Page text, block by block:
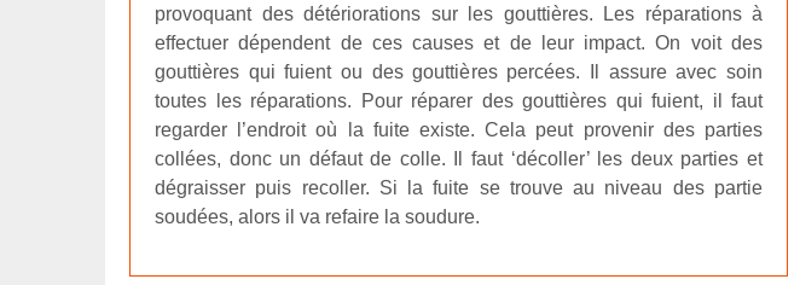
provoquant des détériorations sur les gouttières. Les réparations à
effectuer dépendent de ces causes et de leur impact. On voit des
gouttières qui fuient ou des gouttières percées. Il assure avec soin
toutes les réparations. Pour réparer des gouttières qui fuient, il faut
regarder l’endroit où la fuite existe. Cela peut provenir des parties
collées, donc un défaut de colle. Il faut ‘décoller’ les deux parties et
dégraisser puis recoller. Si la fuite se trouve au niveau des partie
soudées, alors il va refaire la soudure.